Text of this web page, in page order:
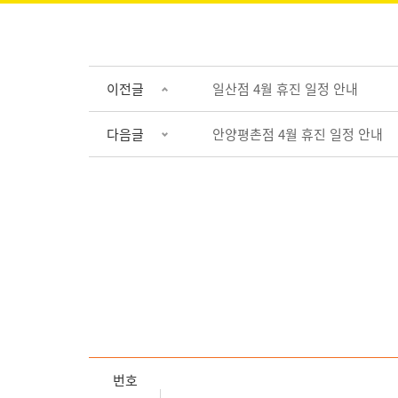
이전글 일산점 4월 휴진 일정 안내
다음글 안양평촌점 4월 휴진 일정 안내
번호